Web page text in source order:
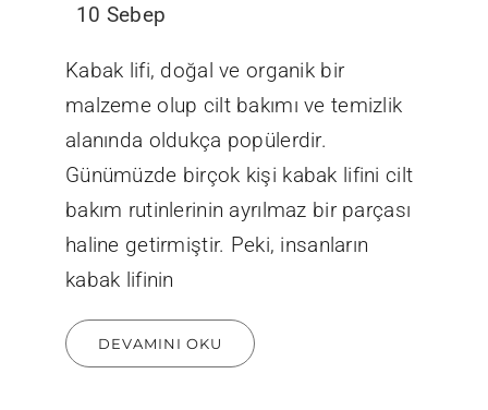
10 Sebep
Kabak lifi, doğal ve organik bir
malzeme olup cilt bakımı ve temizlik
alanında oldukça popülerdir.
Günümüzde birçok kişi kabak lifini cilt
bakım rutinlerinin ayrılmaz bir parçası
haline getirmiştir. Peki, insanların
kabak lifinin
DEVAMINI OKU